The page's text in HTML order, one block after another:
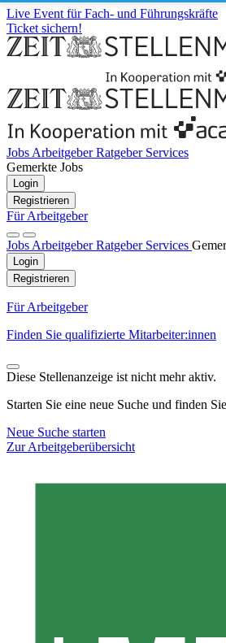
Live Event für Fach- und Führungskräfte
Ticket sichern!
Jobs ArbeitgeberRatgeber Services
Gemerkte Jobs
Login
Registrieren
Für Arbeitgeber
Jobs ArbeitgeberRatgeber Services
Login
Registrieren
Für Arbeitgeber
Finden Sie qualifizierte Mitarbeiter:innen
Diese Stellenanzeige ist nicht mehr aktiv.
Starten Sie eine neue Suche und finden
Neue Suche starten
Zur Arbeitgeberübersicht